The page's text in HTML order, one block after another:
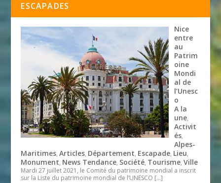
ESCAPADES
Nice
entre
au
Patrim
oine
Mondi
al de
l’Unesc
o
A la
une,
Activit
és,
Alpes-
Maritimes,Articles, Département, Escapade, Lieu,
Monument, News Tendance, Société, Tourisme,Ville
Mardi 27 juillet 2021, le Comité du patrimoine mondial a inscrit
sur la Liste du patrimoine mondial de l’UNESCO […]